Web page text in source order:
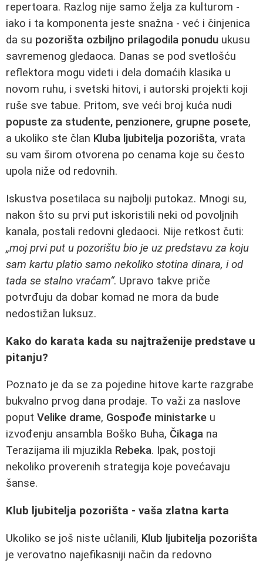
repertoara. Razlog nije samo želja za kulturom -
iako i ta komponenta jeste snažna - već i činjenica
da su pozorišta ozbiljno prilagodila ponudu ukusu
savremenog gledaoca. Danas se pod svetlošću
reflektora mogu videti i dela domaćih klasika u
novom ruhu, i svetski hitovi, i autorski projekti koji
ruše sve tabue. Pritom, sve veći broj kuća nudi
popuste za studente, penzionere, grupne posete,
a ukoliko ste član Kluba ljubitelja pozorišta, vrata
su vam širom otvorena po cenama koje su često
upola niže od redovnih.
Iskustva posetilaca su najbolji putokaz. Mnogi su,
nakon što su prvi put iskoristili neki od povoljnih
kanala, postali redovni gledaoci. Nije retkost čuti:
„moj prvi put u pozorištu bio je uz predstavu za koju
sam kartu platio samo nekoliko stotina dinara, i od
tada se stalno vraćam“. Upravo takve priče
potvrđuju da dobar komad ne mora da bude
nedostižan luksuz.
Kako do karata kada su najtraženije predstave u
pitanju?
Poznato je da se za pojedine hitove karte razgrabe
bukvalno prvog dana prodaje. To važi za naslove
poput Velike drame, Gospođe ministarke u
izvođenju ansambla Boško Buha, Čikaga na
Terazijama ili mjuzikla Rebeka. Ipak, postoji
nekoliko proverenih strategija koje povećavaju
šanse.
Klub ljubitelja pozorišta - vaša zlatna karta
Ukoliko se još niste učlanili, Klub ljubitelja pozorišta
je verovatno najefikasniji način da redovno